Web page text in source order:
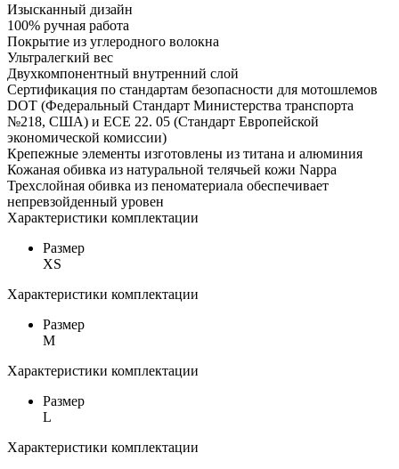
Изысканный дизайн
100% ручная работа
Покрытие из углеродного волокна
Ультралегкий вес
Двухкомпонентный внутренний слой
Сертификация по стандартам безопасности для мотошлемов
DOT (Федеральный Стандарт Министерства транспорта
№218, США) и ECE 22. 05 (Стандарт Европейской
экономической комиссии)
Крепежные элементы изготовлены из титана и алюминия
Кожаная обивка из натуральной телячьей кожи Nappa
Трехслойная обивка из пеноматериала обеспечивает
непревзойденный уровен
Характеристики комплектации
Размер
XS
Характеристики комплектации
Размер
M
Характеристики комплектации
Размер
L
Характеристики комплектации